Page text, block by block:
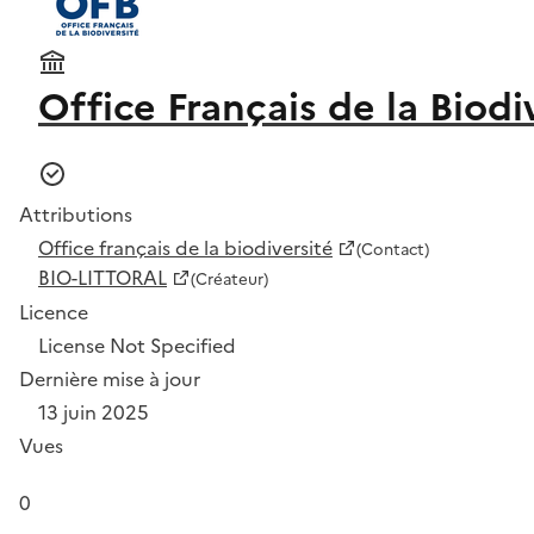
Office Français de la
Attributions
Office français de la biodiversité
(Contact)
BIO-LITTORAL (Créateur)
Licence
License Not Specified
Dernière mise à jour
13 juin 2025
Vues
0